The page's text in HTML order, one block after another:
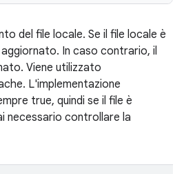
del file locale. Se il file locale è
In caso contrario, il
Viene utilizzato
L'implementazione
true, quindi se il file è
necessario controllare la